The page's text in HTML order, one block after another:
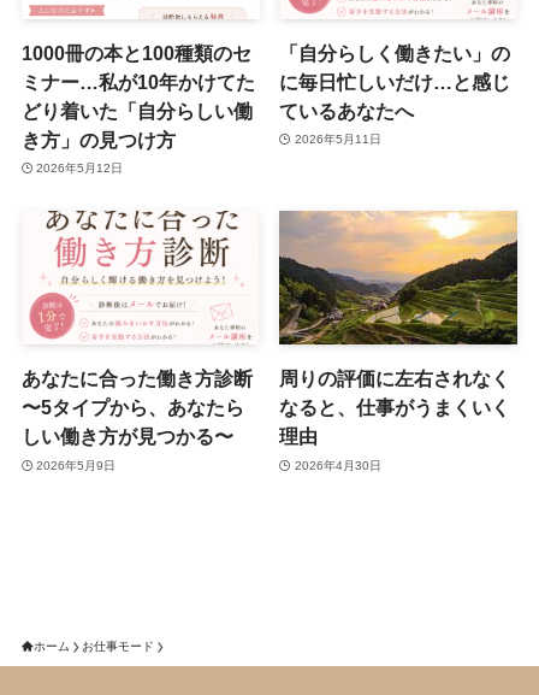
1000冊の本と100種類のセ
ミナー…私が10年かけてた
どり着いた「自分らしい働
き方」の見つけ方
2026年5月12日
「自分らしく働きたい」の
に毎日忙しいだけ…と感じ
ているあなたへ
2026年5月11日
あなたに合った働き方診断
〜5タイプから、あなたら
しい働き方が見つかる〜
2026年5月9日
周りの評価に左右されなく
なると、仕事がうまくいく
理由
2026年4月30日
ホーム お仕事モード